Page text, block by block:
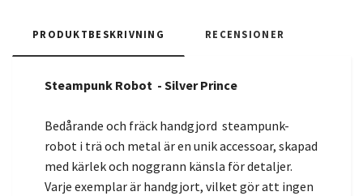
PRODUKTBESKRIVNING RECENSIONER
Steampunk Robot - Silver Prince
Bedårande och fräck handgjord steampunk-
robot i trä och metal är en unik accessoar, skapad
med kärlek och noggrann känsla för detaljer.
Varje exemplar är handgjort, vilket gör att ingen